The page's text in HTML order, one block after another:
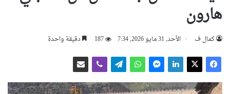
هارون
كمال ف الأحد, 31 مايو 2026, 7:34 187 دقيقة واحدة